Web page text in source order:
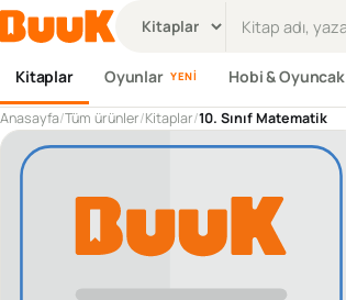
Kitaplar Oyunlar YENI Hobi & Oyuncak
Anasayfa/Tüm ürünler/Kitaplar/10. Sınıf Matematik